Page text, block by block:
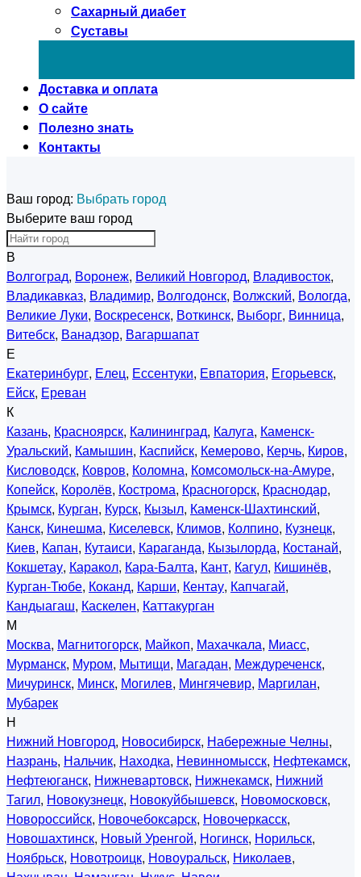
Сахарный диабет
Суставы
Доставка и оплата
О сайте
Полезно знать
Контакты
Ваш город: Выбрать город
Выберите ваш город
В
Волгоград, Воронеж, Великий Новгород, Владивосток,
Владикавказ, Владимир, Волгодонск, Волжский, Вологда,
Великие Луки, Воскресенск, Воткинск, Выборг, Винница,
Витебск, Ванадзор, Вагаршапат
Е
Екатеринбург, Елец, Ессентуки, Евпатория, Егорьевск,
Ейск, Ереван
К
Казань, Красноярск, Калининград, Калуга, Каменск-
Уральский, Камышин, Каспийск, Кемерово, Керчь, Киров,
Кисловодск, Ковров, Коломна, Комсомольск-на-Амуре,
Копейск, Королёв, Кострома, Красногорск, Краснодар,
Крымск, Курган, Курск, Кызыл, Каменск-Шахтинский,
Канск, Кинешма, Киселевск, Климов, Колпино, Кузнецк,
Киев, Капан, Кутаиси, Караганда, Кызылорда, Костанай,
Кокшетау, Каракол, Кара-Балта, Кант, Кагул, Кишинёв,
Курган-Тюбе, Коканд, Карши, Кентау, Капчагай,
Кандыагаш, Каскелен, Каттакурган
М
Москва, Магнитогорск, Майкоп, Махачкала, Миасс,
Мурманск, Муром, Мытищи, Магадан, Междуреченск,
Мичуринск, Минск, Могилев, Мингячевир, Маргилан,
Мубарек
Н
Нижний Новгород, Новосибирск, Набережные Челны,
Назрань, Нальчик, Находка, Невинномысск, Нефтекамск,
Нефтеюганск, Нижневартовск, Нижнекамск, Нижний
Тагил, Новокузнецк, Новокуйбышевск, Новомосковск,
Новороссийск, Новочебоксарск, Новочеркасск,
Новошахтинск, Новый Уренгой, Ногинск, Норильск,
Ноябрьск, Новотроицк, Новоуральск, Николаев,